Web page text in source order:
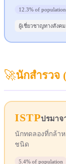
12.3% of population
ผู้เชี่ยวชาญทางสังคม
🚀นักสำรวจ (
ISTPปรมาจ
นักทดลองที่กล้า
ชนิด
5.4% of population